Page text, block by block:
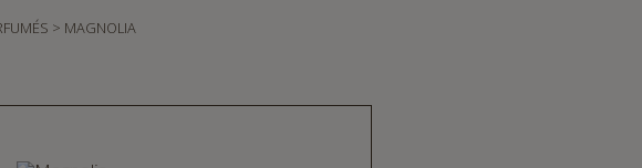
MAGNOLIA